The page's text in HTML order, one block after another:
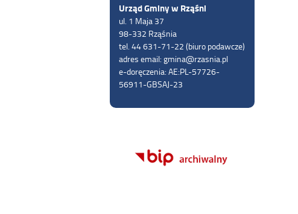
Urząd Gminy w Rząśni
ul. 1 Maja 37
98-332 Rząśnia
tel. 44 631-71-22 (biuro podawcze)
adres email: gmina@rzasnia.pl
e-doręczenia: AE:PL-57726-
56911-GBSAJ-23